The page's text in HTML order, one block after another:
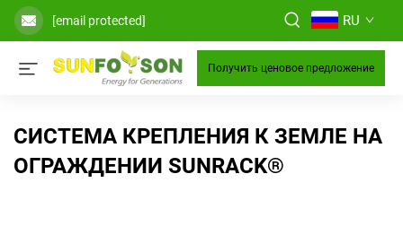
[email protected] RU
Получить ценовое предложение
СИСТЕМА КРЕПЛЕНИЯ К ЗЕМЛЕ НА
ОГРАЖДЕНИИ SUNRACK®